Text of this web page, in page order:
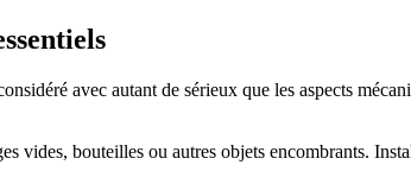
avec autant de sérieux que les aspects
vides, bouteilles ou autres objets encombrants.